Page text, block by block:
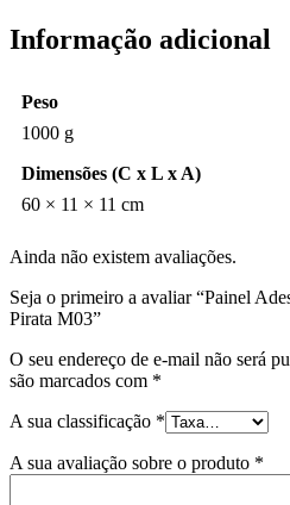
Informação adicional
Peso
1000 g
Dimensões (C x L x A)
60 × 11 × 11 cm
Ainda não existem avaliações.
Seja o primeiro a avaliar “Painel
Pirata M03”
O seu endereço de e-mail não será
são marcados com *
A sua classificação *
A sua avaliação sobre o produto *